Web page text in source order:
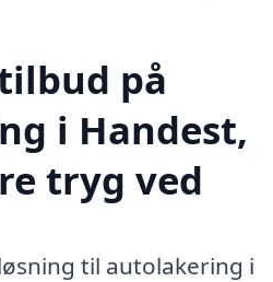
på
i Handest,
tryg ved
til autolakering i